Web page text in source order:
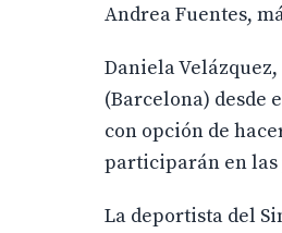
Andrea Fuentes,
Daniela Velázquez,
(Barcelona) desde
con opción de
participarán en
La deportista del